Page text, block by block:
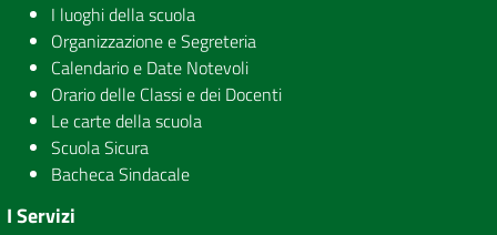
I luoghi della scuola
Organizzazione e Segreteria
Calendario e Date Notevoli
Orario delle Classi e dei Docenti
Le carte della scuola
Scuola Sicura
Bacheca Sindacale
I Servizi